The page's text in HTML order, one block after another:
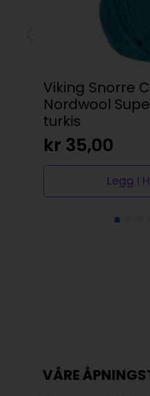
Viking Snorre
Nordwool
turkis
kr 35,00
Legg I
VÅRE